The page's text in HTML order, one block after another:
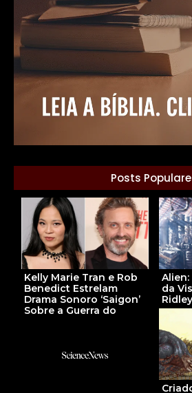
Posts
Kelly Marie Tran e Rob
Benedict Estrelam
Drama Sonoro ‘Saigon’
Sobre a Guerra do
Alien:
da